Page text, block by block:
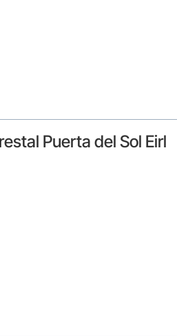
Puerta del Sol Eirl